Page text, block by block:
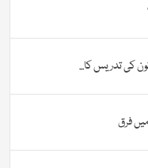
کی تدریس کا...
فرق